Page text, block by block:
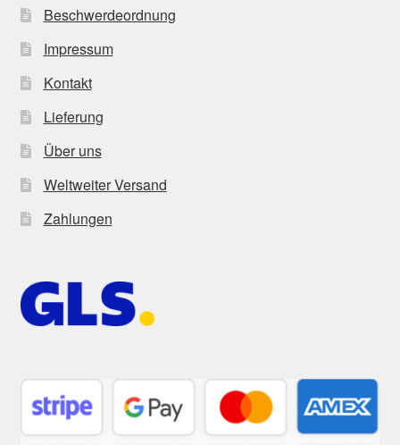
Beschwerdeordnung
Impressum
Kontakt
Lieferung
Über uns
Weltweiter Versand
Zahlungen